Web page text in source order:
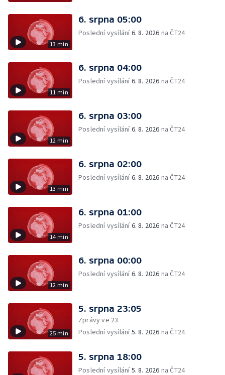
13 min
6. srpna 05:00
Poslední vysílání6. 8. 2026 na ČT24
11 min
6. srpna 04:00
Poslední vysílání6. 8. 2026 na ČT24
12 min
6. srpna 03:00
Poslední vysílání6. 8. 2026 na ČT24
13 min
6. srpna 02:00
Poslední vysílání6. 8. 2026 na ČT24
14 min
6. srpna 01:00
Poslední vysílání6. 8. 2026 na ČT24
12 min
6. srpna 00:00
Poslední vysílání6. 8. 2026 na ČT24
25 min
5. srpna 23:05
Zprávy ve 23
Poslední vysílání5. 8. 2026 na ČT24
5. srpna 18:00
Poslední vysílání5. 8. 2026 na ČT24